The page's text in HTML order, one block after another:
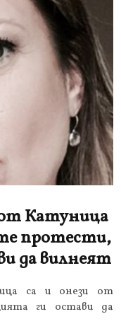
Катуница
протести,
да вилнеят
са и онези от
ги остави да